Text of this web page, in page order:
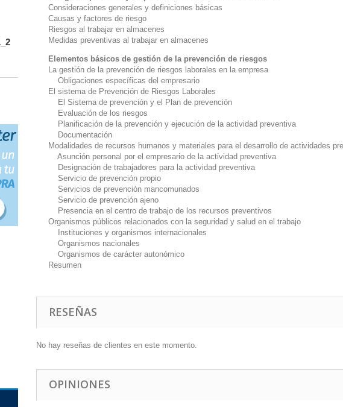
Consideraciones generales y definiciones básicas
Causas y factores de riesgo
Riesgos al trabajar en almacenes
Medidas preventivas al trabajar en almacenes
Elementos básicos de gestión de la prevención de riesgos
La gestión de la prevención de riesgos laborales en la empresa
Obligaciones específicas del empresario
El sistema de Prevención de Riesgos Laborales
El Sistema de prevención y el Plan de prevención
Evaluación de los riesgos
Planificación de la prevención y ejecución de la actividad preventiva
Documentación
Modalidades de recursos humanos y materiales para el desarrollo de actividades
Asunción personal por el empresario de la actividad preventiva
Designación de trabajadores para la actividad preventiva
Servicio de prevención propio
Servicios de prevención mancomunados
Servicio de prevención ajeno
Presencia en el centro de trabajo de los recursos preventivos
Organismos públicos relacionados con la seguridad y salud en el trabajo
Instituciones y organismos internacionales
Organismos nacionales
Organismos de carácter autonómico
Resumen
RESEÑAS
No hay reseñas de clientes en este momento.
OPINIONES